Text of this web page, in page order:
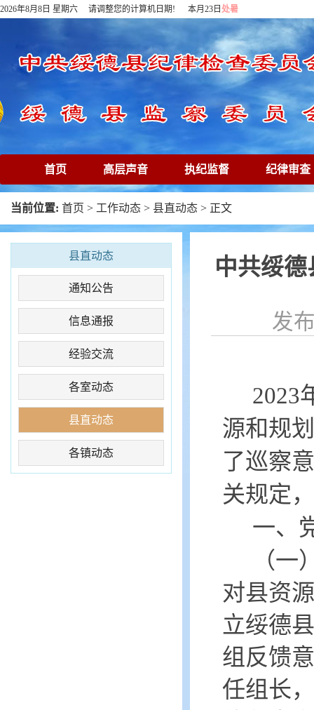
2026年8月8日 星期六 请调整您的计算机日期! 本月23日 处暑
首页 高层声音 执纪监督 纪律审查
下载专区 在线访谈 清廉镜鉴
当前位置: 首页 > 工作动态 > 县直动态 > 正文
县直动态
通知公告
信息通报
经验交流
各室动态
县直动态
各镇动态
中共绥
发
2023
源和规
了巡察
关规定
一、
（
对县资
立绥德
组反馈
任组长